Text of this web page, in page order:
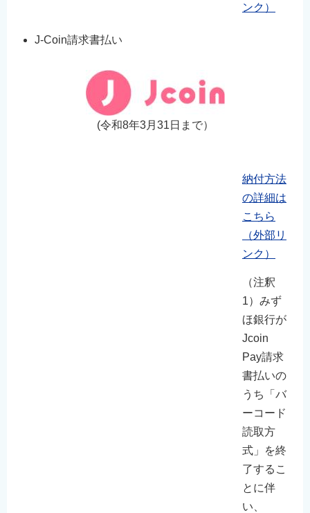
ンク）
J-Coin請求書払い
(令和8年3月31日まで）
納付方法
の詳細は
こちら
（外部リ
ンク）
（注釈
1）みず
ほ銀行が
Jcoin
Pay請求
書払いの
うち「バ
ーコード
読取方
式」を終
了するこ
とに伴
い、